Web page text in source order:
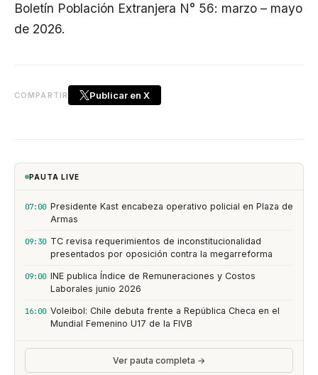
Boletín Población Extranjera N° 56: marzo – mayo
de 2026.
COMPARTIR Publicar en X
PAUTA LIVE
07:00 Presidente Kast encabeza operativo policial en Plaza de
Armas
09:30 TC revisa requerimientos de inconstitucionalidad
presentados por oposición contra la megarreforma
09:00 INE publica Índice de Remuneraciones y Costos
Laborales junio 2026
16:00 Voleibol: Chile debuta frente a República Checa en el
Mundial Femenino U17 de la FIVB
Ver pauta completa →